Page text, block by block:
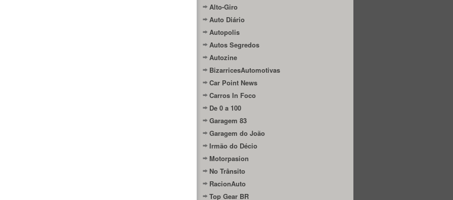
Alto-Giro
Auto Diário
Autopolis
Autos Segredos
Autozine
BizarricesAutomotivas
Car Point News
Carros In Foco
De 0 a 100
Garagem 83
Garagem do João
Irmão do Décio
Motorpasion
No Trânsito
RacionAuto
Top Gear BR